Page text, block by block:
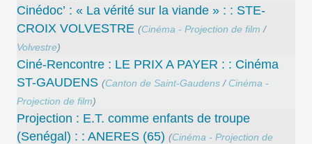
Cinédoc’ : « La vérité sur la viande » : : STE-
CROIX VOLVESTRE (Cinéma - Projection de film /
Volvestre)
Ciné-Rencontre : LE PRIX A PAYER : : Cinéma
ST-GAUDENS (Canton de Saint-Gaudens / Cinéma -
Projection de film)
Projection : E.T. comme enfants de troupe
(Senégal) : : ANERES (65) (Cinéma - Projection de